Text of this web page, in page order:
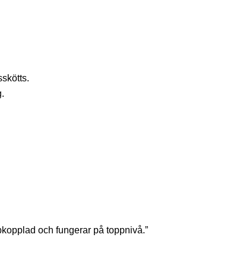
och fungerar på toppnivå.”